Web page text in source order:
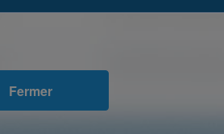
Fermer